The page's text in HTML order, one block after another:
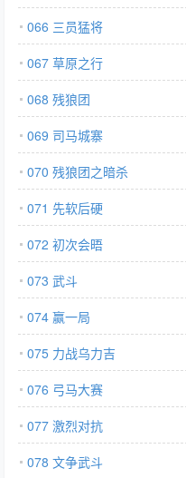
066 三员猛将
067 草原之行
068 残狼团
069 司马城寨
070 残狼团之暗杀
071 先软后硬
072 初次会晤
073 武斗
074 赢一局
075 力战乌力吉
076 弓马大赛
077 激烈对抗
078 文争武斗